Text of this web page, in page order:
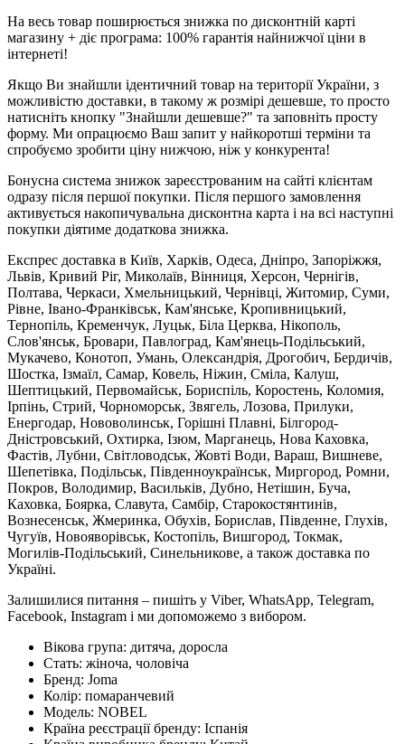
На весь товар поширюється знижка по дисконтній карті
магазину + діє програма: 100% гарантія найнижчої ціни в
інтернеті!
Якщо Ви знайшли ідентичний товар на території України, з
можливістю доставки, в такому ж розмірі дешевше, то просто
натисніть кнопку "Знайшли дешевше?" та заповніть просту
форму. Ми опрацюємо Ваш запит у найкоротші терміни та
спробуємо зробити ціну нижчою, ніж у конкурента!
Бонусна система знижок зареєстрованим на сайті клієнтам
одразу після першої покупки. Після першого замовлення
активується накопичувальна дисконтна карта і на всі наступні
покупки діятиме додаткова знижка.
Експрес доставка в Київ, Харків, Одеса, Дніпро, Запоріжжя,
Львів, Кривий Ріг, Миколаїв, Вінниця, Херсон, Чернігів,
Полтава, Черкаси, Хмельницький, Чернівці, Житомир, Суми,
Рівне, Івано-Франківськ, Кам'янське, Кропивницький,
Тернопіль, Кременчук, Луцьк, Біла Церква, Нікополь,
Слов'янськ, Бровари, Павлоград, Кам'янець-Подільський,
Мукачево, Конотоп, Умань, Олександрія, Дрогобич, Бердичів,
Шостка, Ізмаїл, Самар, Ковель, Ніжин, Сміла, Калуш,
Шептицький, Первомайськ, Бориспіль, Коростень, Коломия,
Ірпінь, Стрий, Чорноморськ, Звягель, Лозова, Прилуки,
Енергодар, Нововолинськ, Горішні Плавні, Білгород-
Дністровський, Охтирка, Ізюм, Марганець, Нова Каховка,
Фастів, Лубни, Світловодськ, Жовті Води, Вараш, Вишневе,
Шепетівка, Подільськ, Південноукраїнськ, Миргород, Ромни,
Покров, Володимир, Васильків, Дубно, Нетішин, Буча,
Каховка, Боярка, Славута, Самбір, Старокостянтинів,
Вознесенськ, Жмеринка, Обухів, Борислав, Південне, Глухів,
Чугуїв, Новояворівськ, Костопіль, Вишгород, Токмак,
Могилів-Подільський, Синельникове, а також доставка по
Україні.
Залишилися питання – пишіть у Viber, WhatsApp, Telegram,
Facebook, Instagram і ми допоможемо з вибором.
Вікова група: дитяча, доросла
Стать: жіноча, чоловіча
Бренд: Joma
Колір: помаранчевий
Модель: NOBEL
Країна реєстрації бренду: Іспанія